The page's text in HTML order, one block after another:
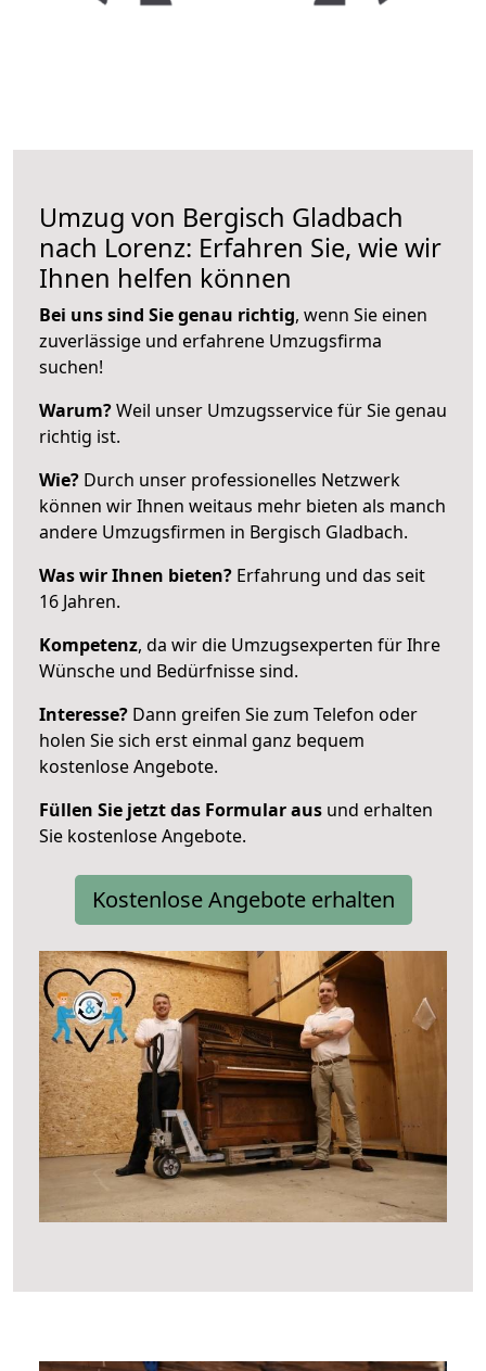
Umzug von Bergisch Gladbach
nach Lorenz: Erfahren Sie, wie wir
Ihnen helfen können
Bei uns sind Sie genau richtig, wenn Sie einen
zuverlässige und erfahrene Umzugsfirma
suchen!
Warum?Weil unser Umzugsservice für Sie genau
richtig ist.
Wie? Durch unser professionelles Netzwerk
können wir Ihnen weitaus mehr bieten als manch
andere Umzugsfirmen in Bergisch Gladbach.
Was wir Ihnen bieten? Erfahrung und das seit
16 Jahren.
Kompetenz, da wir die Umzugsexperten für Ihre
Wünsche und Bedürfnisse sind.
Interesse? Dann greifen Sie zum Telefon oder
holen Sie sich erst einmal ganz bequem
kostenlose Angebote.
Füllen Sie jetzt das Formular aus und erhalten
Sie kostenlose Angebote.
Kostenlose Angebote erhalten